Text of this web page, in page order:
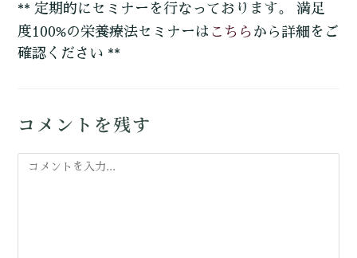
** 定期的にセミナーを行なっております。 満足
度100%の栄養療法セミナーは こちら から詳細をご
確認ください **
コメントを残す